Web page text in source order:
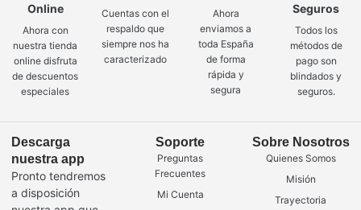
Online
Ahora con
nuestra tienda
online disfruta
de descuentos
especiales
Cuentas con el
respaldo que
siempre nos ha
caracterizado
Ahora
enviamos a
toda España
de forma
rápida y
segura
Seguros
Todos los
métodos de
pago son
blindados y
seguros.
Descarga
nuestra app
Pronto tendremos
a disposición
Soporte
Preguntas
Frecuentes
Mi Cuenta
Sobre Nosotros
Quienes Somos
Misión
Trayectoria